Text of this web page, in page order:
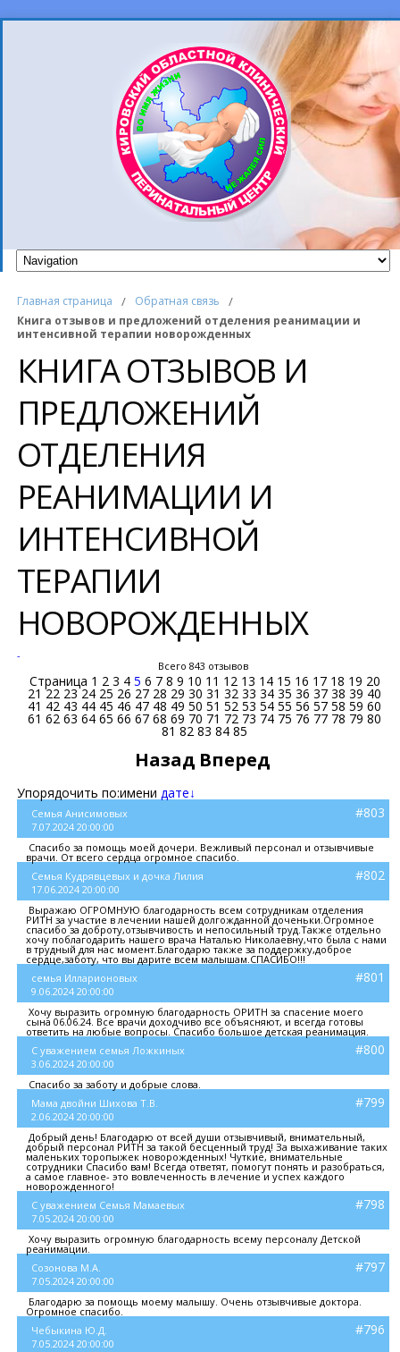
Главная страница / Обратная связь /
Книга отзывов и предложений отделения реанимации и
интенсивной терапии новорожденных
КНИГА ОТЗЫВОВ И
ПРЕДЛОЖЕНИЙ
ОТДЕЛЕНИЯ
РЕАНИМАЦИИ И
ИНТЕНСИВНОЙ
ТЕРАПИИ
НОВОРОЖДЕННЫХ
-
Всего 843 отзывов
Страница 1 2 3 4 5 6 7 8 9 10 11 12 13 14 15 16 17 18 19 20
21 22 23 24 25 26 27 28 29 30 31 32 33 34 35 36 37 38 39 40
41 42 43 44 45 46 47 48 49 50 51 52 53 54 55 56 57 58 59 60
61 62 63 64 65 66 67 68 69 70 71 72 73 74 75 76 77 78 79 80
81 82 83 84 85
Назад Вперед
Упорядочить по:имени дате↓
Семья Анисимовых
7.07.2024 20:00:00
#803
Спасибо за помощь моей дочери. Вежливый персонал и отзывчивые
врачи. От всего сердца огромное спасибо.
Семья Кудрявцевых и дочка Лилия
17.06.2024 20:00:00
#802
Выражаю ОГРОМНУЮ благодарность всем сотрудникам отделения
РИТН за участие в лечении нашей долгожданной доченьки.Огромное
спасибо за доброту,отзывчивость и непосильный труд.Также отдельно
хочу поблагодарить нашего врача Наталью Николаевну,что была с нами
в трудный для нас момент.Благодарю также за поддержку,доброе
сердце,заботу, что вы дарите всем малышам.СПАСИБО!!!
семья Илларионовых
9.06.2024 20:00:00
#801
Хочу выразить огромную благодарность ОРИТН за спасение моего
сына 06.06.24. Все врачи доходчиво все объясняют, и всегда готовы
ответить на любые вопросы. Спасибо большое детская реанимация.
С уважением семья Ложкиных
3.06.2024 20:00:00
#800
Спасибо за заботу и добрые слова.
Мама двойни Шихова Т.В.
2.06.2024 20:00:00
#799
Добрый день! Благодарю от всей души отзывчивый, внимательный,
добрый персонал РИТН за такой бесценный труд! За выхаживание таких
маленьких торопыжек новорожденных! Чуткие, внимательные
сотрудники Спасибо вам! Всегда ответят, помогут понять и разобраться,
а самое главное- это вовлеченность в лечение и успех каждого
новорожденного!
С уважением Семья Мамаевых
7.05.2024 20:00:00
#798
Хочу выразить огромную благодарность всему персоналу Детской
реанимации.
Созонова М.А.
7.05.2024 20:00:00
#797
Благодарю за помощь моему малышу. Очень отзывчивые доктора.
Огромное спасибо.
Чебыкина Ю.Д.
7.05.2024 20:00:00
#796